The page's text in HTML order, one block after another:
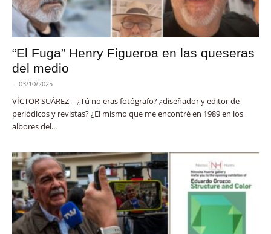
“El Fuga” Henry Figueroa en las queseras
del medio
- 03/10/2025
VÍCTOR SUÁREZ - ¿Tú no eras fotógrafo? ¿diseñador y editor de
periódicos y revistas? ¿El mismo que me encontré en 1989 en los
albores del...